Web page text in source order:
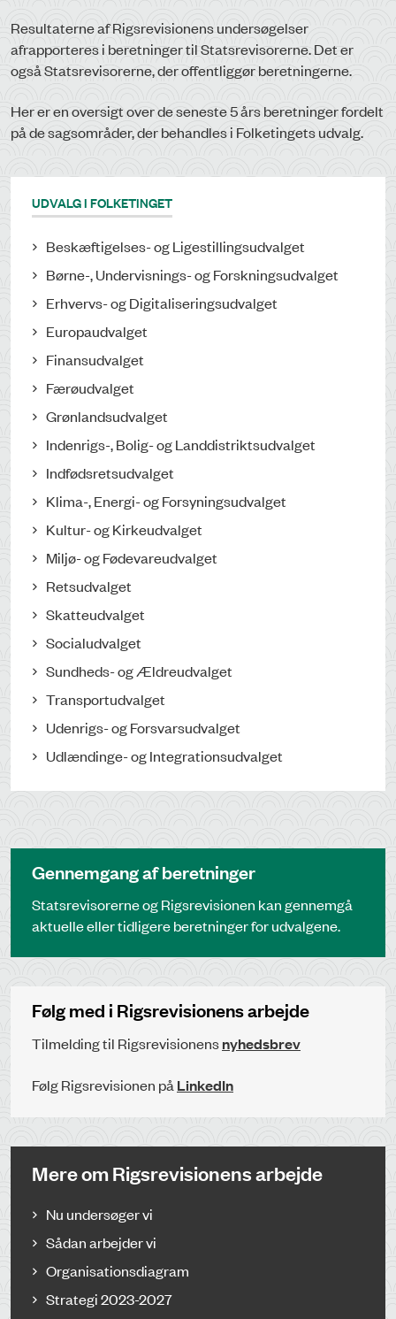
Resultaterne af Rigsrevisionens undersøgelser
afrapporteres i beretninger til Statsrevisorerne. Det er
også Statsrevisorerne, der offentliggør beretningerne.
Her er en oversigt over de seneste 5 års beretninger fordelt
på de sagsområder, der behandles i Folketingets udvalg.
UDVALG I FOLKETINGET
Beskæftigelses- og Ligestillingsudvalget
Børne-, Undervisnings- og Forskningsudvalget
Erhvervs- og Digitaliseringsudvalget
Europaudvalget
Finansudvalget
Færøudvalget
Grønlandsudvalget
Indenrigs-, Bolig- og Landdistriktsudvalget
Indfødsretsudvalget
Klima-, Energi- og Forsyningsudvalget
Kultur- og Kirkeudvalget
Miljø- og Fødevareudvalget
Retsudvalget
Skatteudvalget
Socialudvalget
Sundheds- og Ældreudvalget
Transportudvalget
Udenrigs- og Forsvarsudvalget
Udlændinge- og Integrationsudvalget
Gennemgang af beretninger
Statsrevisorerne og Rigsrevisionen kan gennemgå
aktuelle eller tidligere beretninger for udvalgene.
Følg med i Rigsrevisionens arbejde
Tilmelding til Rigsrevisionensnyhedsbrev
Følg Rigsrevisionen på LinkedIn
Mere om Rigsrevisionens arbejde
Nu undersøger vi
Sådan arbejder vi
Organisationsdiagram
Strategi 2023-2027